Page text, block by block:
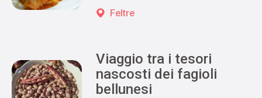
Feltre
Viaggio tra i tesori
nascosti dei fagioli
bellunesi